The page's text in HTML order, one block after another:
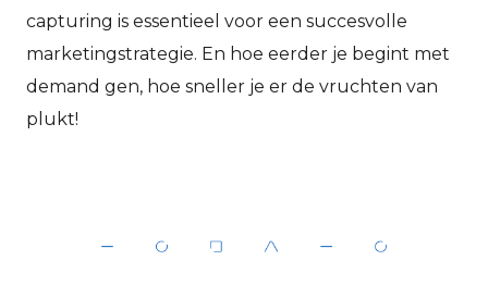
capturing is essentieel voor een succesvolle
marketingstrategie. En hoe eerder je begint met
demand gen, hoe sneller je er de vruchten van
plukt!